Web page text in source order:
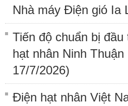
Nhà máy Điện gió Ia
Tiến độ chuẩn bị
hạt nhân Ninh
17/7/2026)
Điện hạt nhân Việt